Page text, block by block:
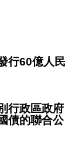
行60億人民
行政區政府
債的聯合公